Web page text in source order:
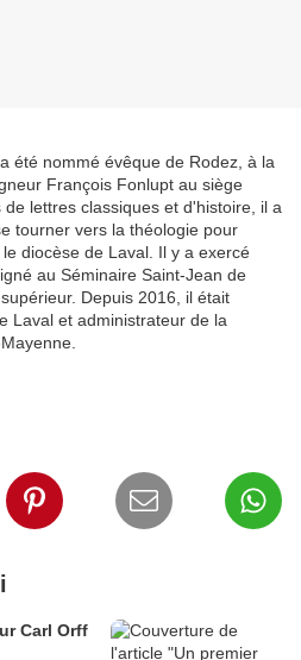
été nommé évêque de Rodez, à la
François Fonlupt au siège
de lettres classiques et d'histoire, il a
tourner vers la théologie pour
diocèse de Laval. Il y a exercé
au Séminaire Saint-Jean de
Depuis 2016, il était
Laval et administrateur de la
Carl Orff